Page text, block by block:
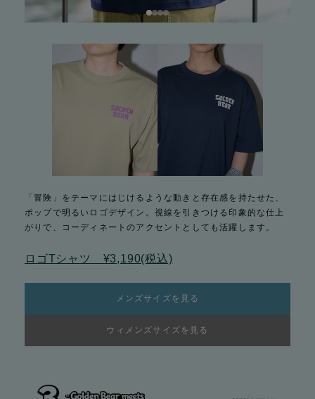
「冒険」をテーマにはじけるような動きと存在感を持たせた、
ポップで明るいロゴデザイン。視線を引きつける印象的な仕上
がりで、コーディネートのアクセントとしても活躍します。
ロゴTシャツ ¥3,190(税込)
メンズサイズを見る
ウィメンズサイズを見る